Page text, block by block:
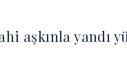
aşkınla yandı